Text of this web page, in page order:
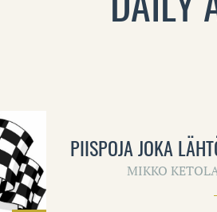
PIISPOJA JOKA
MIKKO